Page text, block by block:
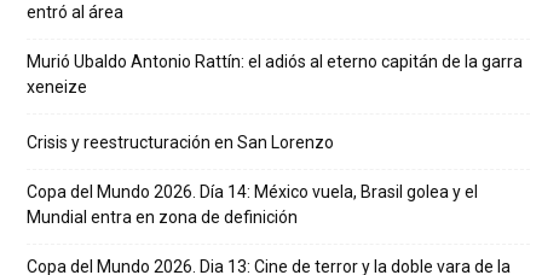
entró al área
Murió Ubaldo Antonio Rattín: el adiós al eterno capitán de la garra
xeneize
Crisis y reestructuración en San Lorenzo
Copa del Mundo 2026. Día 14: México vuela, Brasil golea y el
Mundial entra en zona de definición
Copa del Mundo 2026. Dia 13: Cine de terror y la doble vara de la